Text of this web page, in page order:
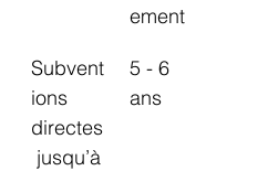
ement
Subvent
ions
directes
jusqu’à
5 - 6
ans